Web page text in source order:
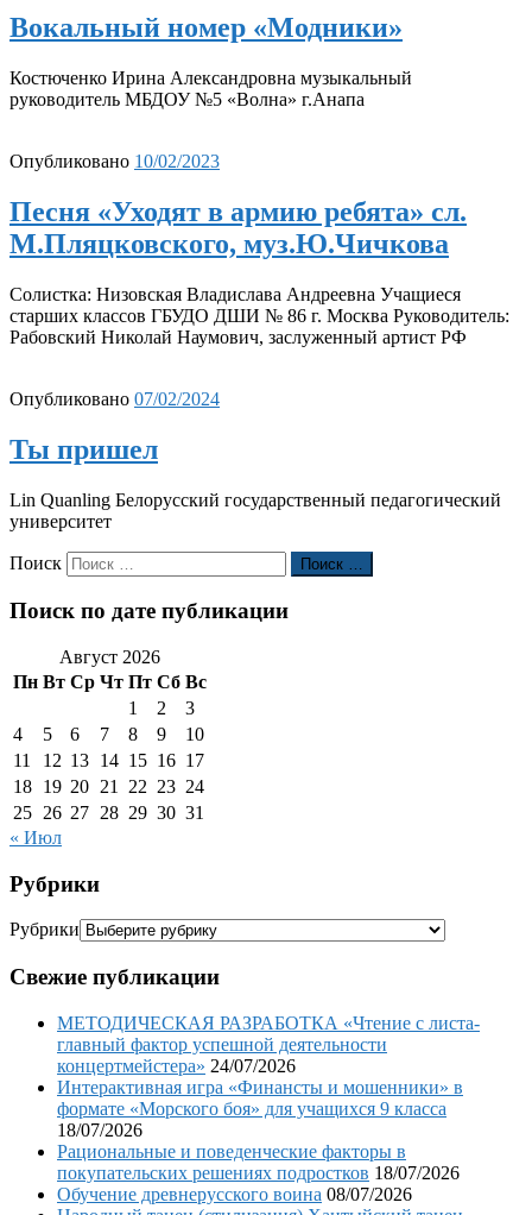
Вокальный номер «Модники»
Костюченко Ирина Александровна музыкальный
руководитель МБДОУ №5 «Волна» г.Анапа
Опубликовано 10/02/2023
Песня «Уходят в армию ребята» сл.
М.Пляцковского, муз.Ю.Чичкова
Солистка: Низовская Владислава Андреевна Учащиеся
старших классов ГБУДО ДШИ № 86 г. Москва Руководитель:
Рабовский Николай Наумович, заслуженный артист РФ
Опубликовано 07/02/2024
Ты пришел
Lin Quanling Белорусский государственный педагогический
университет
Поиск Поиск …
Поиск по дате публикации
Август 2026
Пн Вт Ср Чт Пт Сб Вс
1
2
3
4
5 6 7 8 9
10
11
12 13 14 15 16 17
18 19 20 21 22 23 24
25 26 27 28 29 30 31
« Июл
Рубрики
Рубрики
Свежие публикации
МЕТОДИЧЕСКАЯ РАЗРАБОТКА «Чтение с листа-
главный фактор успешной деятельности
концертмейстера» 24/07/2026
Интерактивная игра «Финансты и мошенники» в
формате «Морского боя» для учащихся 9 класса
18/07/2026
Рациональные и поведенческие факторы в
покупательских решениях подростков 18/07/2026
Обучение древнерусского воина 08/07/2026